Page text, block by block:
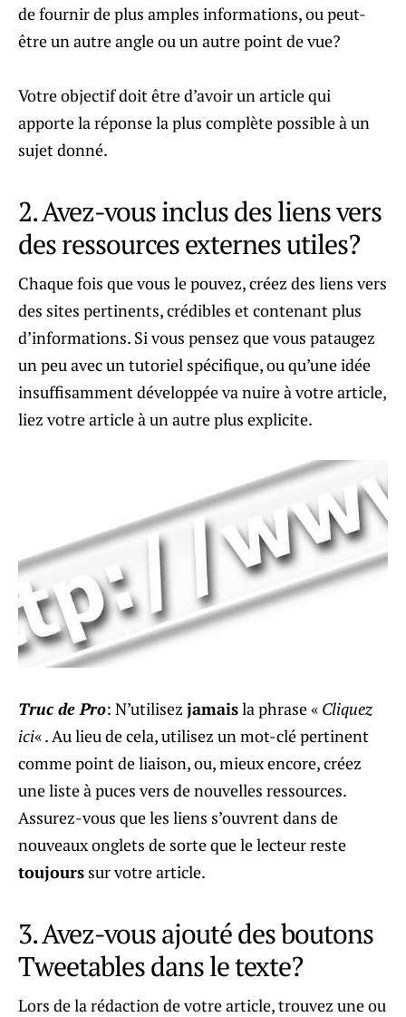
de fournir de plus amples informations, ou peut-
être un autre angle ou un autre point de vue?
Votre objectif doit être d’avoir un article qui
apporte la réponse la plus complète possible à un
sujet donné.
2. Avez-vous inclus des liens vers
des ressources externes utiles?
Chaque fois que vous le pouvez, créez des liens vers
des sites pertinents, crédibles et contenant plus
d’informations. Si vous pensez que vous pataugez
un peu avec un tutoriel spécifique, ou qu’une idée
insuffisamment développée va nuire à votre article,
liez votre article à un autre plus explicite.
Truc de Pro: N’utilisez jamaisla phrase « Cliquez
ici« . Au lieu de cela, utilisez un mot-clé pertinent
comme point de liaison, ou, mieux encore, créez
une liste à puces vers de nouvelles ressources.
Assurez-vous que les liens s’ouvrent dans de
nouveaux onglets de sorte que le lecteur reste
toujours sur votre article.
3. Avez-vous ajouté des boutons
Tweetables dans le texte?
Lors de la rédaction de votre article, trouvez une ou